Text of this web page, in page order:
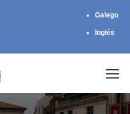
Galego
Inglés